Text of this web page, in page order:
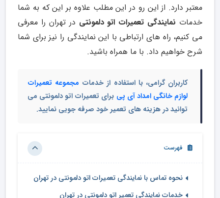
معتبر دارد. از این رو در این مطلب علاوه بر این که به شما
خدمات نمایندگی تعمیرات اتو دلمونتی در تهران را معرفی
می کنیم، راه های ارتباطی با این نمایندگی را نیز برای شما
شرح خواهیم داد. با ما همراه باشید.
کاربران گرامی، با استفاده از خدمات مجموعه تعمیرات
لوازم خانگی امداد آی پی برای تعمیرات اتو دلمونتی می
توانید در هزینه های تعمیر خود صرفه جویی نمایید.
فهرست
نحوه تماس با نمایندگی تعمیرات اتو دلمونتی در تهران
خدمات نمایندگی تعمیر اتو دلمونتی در تهران